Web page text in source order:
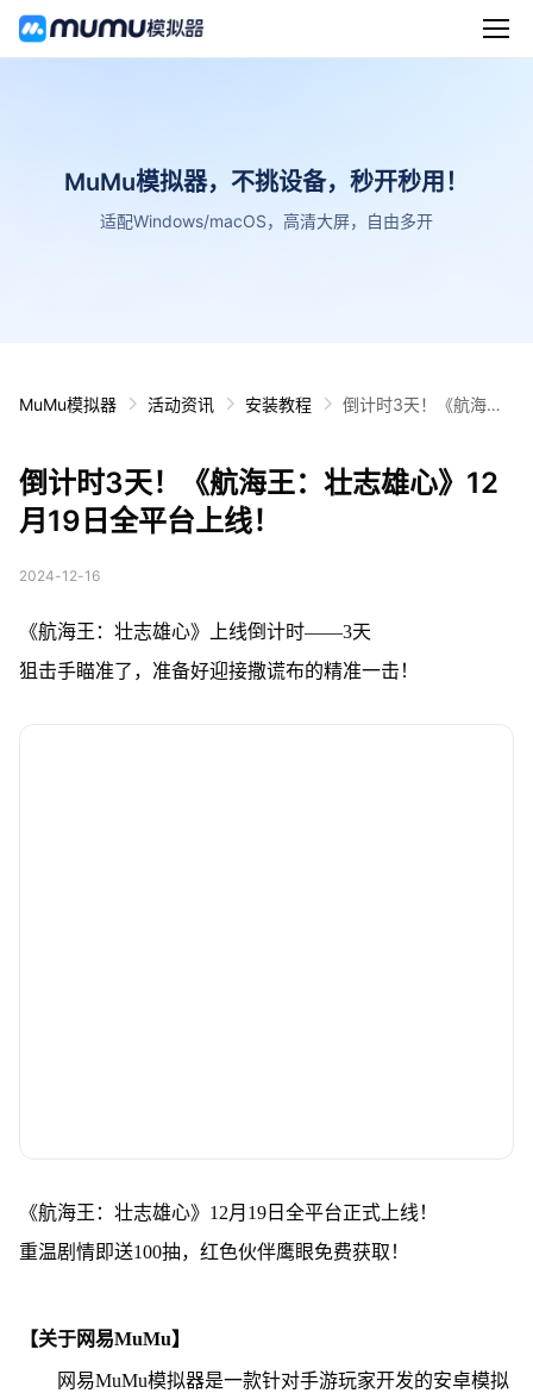
MuMu模拟器，不挑设备，秒开秒用！
适配Windows/macOS，高清大屏，自由多开
MuMu模拟器 活动资讯 安装教程
倒计时3天！《航海
倒计时3天！《航海王：壮志雄心》12
月19日全平台上线！
2024-12-16
《航海王：壮志雄心》上线倒计时——3天
狙击手瞄准了，准备好迎接撒谎布的精准一击！
《航海王：壮志雄心》12月19日全平台正式上线！
重温剧情即送100抽，红色伙伴鹰眼免费获取！
【关于网易MuMu】
网易MuMu模拟器是一款针对手游玩家开发的安卓模拟